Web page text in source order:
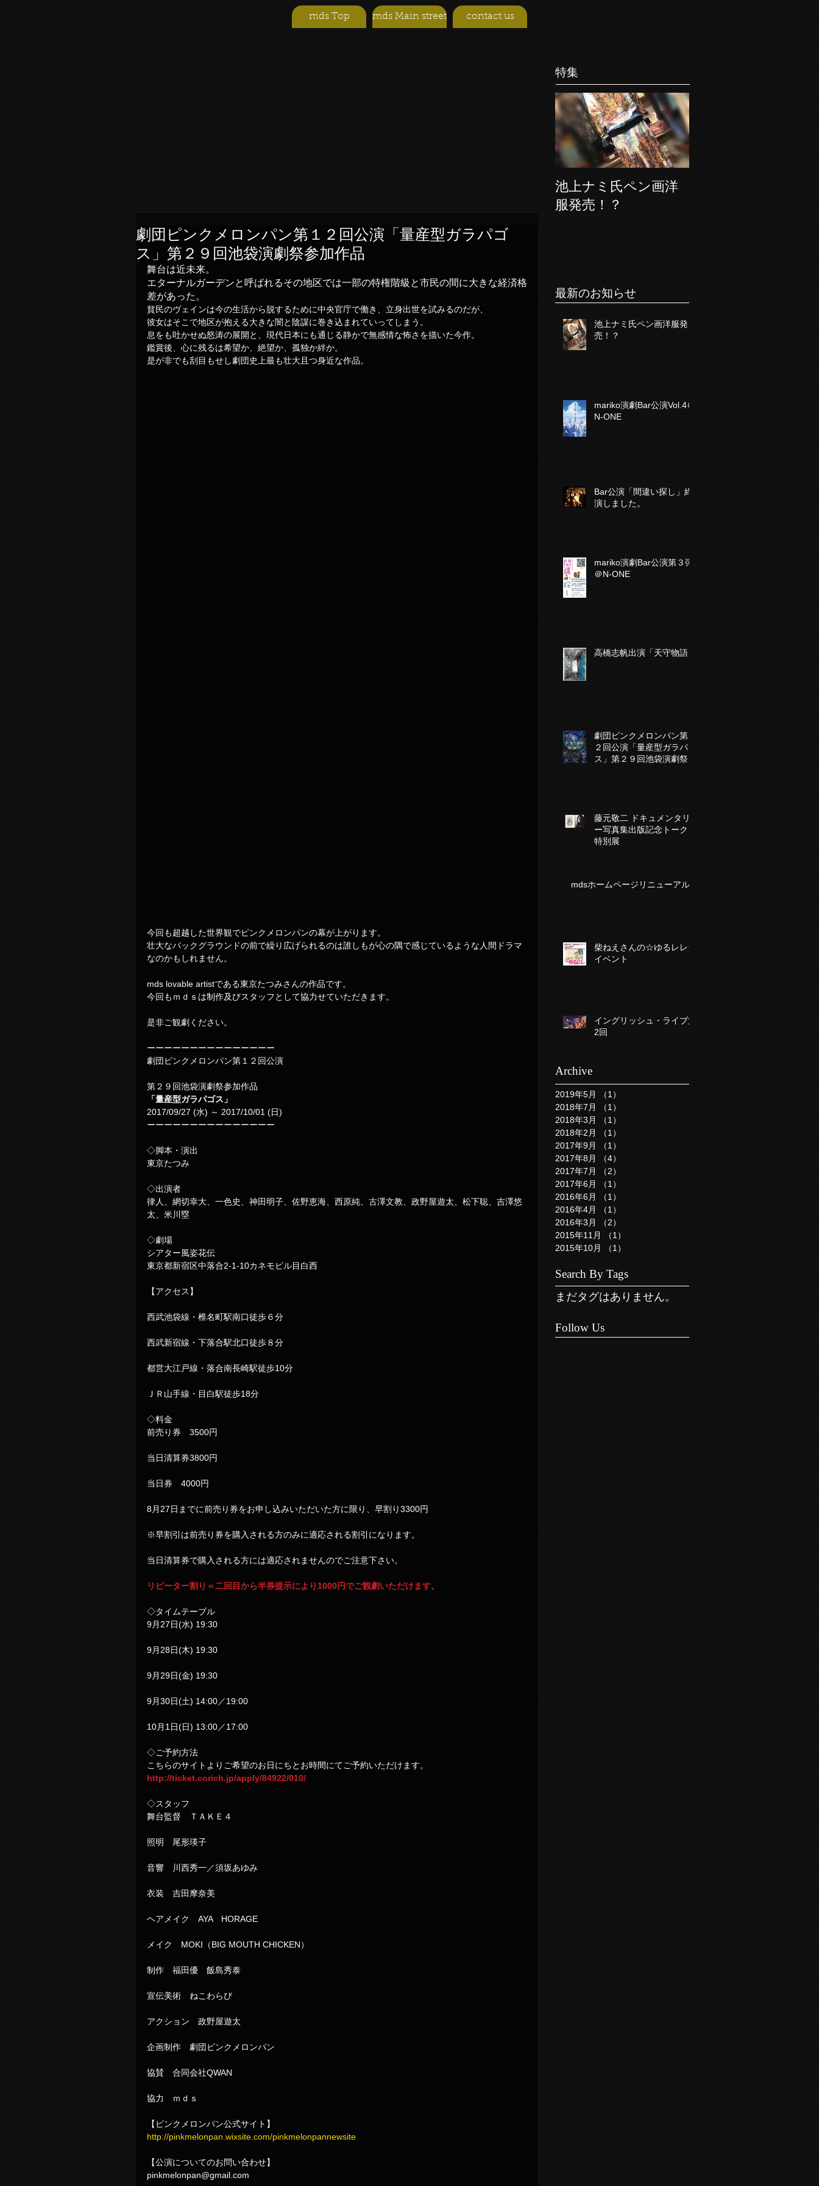
mds Top mds Main street contact us
特集
劇団ピンクメロンパン第１２回公演「量産型ガラパゴ
ス」第２９回池袋演劇祭参加作品
舞台は近未来。
エターナルガーデンと呼ばれるその地区では一部の特権階級と市民の間に大きな経済格
差があった。
貧民のヴェインは今の生活から脱するために中央官庁で働き、立身出世を試みるのだが、
彼女はそこで地区が抱える大きな闇と陰謀に巻き込まれていってしまう。
息をも吐かせぬ怒涛の展開と、現代日本にも通じる静かで無感情な怖さを描いた今作。
鑑賞後、心に残るは希望か、絶望か、孤独か絆か。
是が非でも刮目もせし劇団史上最も壮大且つ身近な作品。​
今回も超越した世界観でピンクメロンパンの幕が上がります。
壮大なバックグラウンドの前で繰り広げられるのは誰しもが心の隅で感じているような人間ドラマ
なのかもしれません。
mds lovable artistである東京たつみさんの作品です。
今回もｍｄｓは制作及びスタッフとして協力せていただきます。
是非ご観劇ください。
ーーーーーーーーーーーーーーー
劇団ピンクメロンパン第１２回公演
第２９回池袋演劇祭参加作品
「量産型ガラパゴス」
2017/09/27 (水) ～ 2017/10/01 (日)
ーーーーーーーーーーーーーーー
◇脚本・演出
東京たつみ
◇出演者
律人、網切幸大、一色史、神田明子、佐野恵海、西原純、古澤文教、政野屋遊太、松下聡、吉澤悠
太、米川塁
◇劇場
シアター風姿花伝
東京都新宿区中落合2-1-10カネモビル目白西
【アクセス】
西武池袋線・椎名町駅南口徒歩６分
西武新宿線・下落合駅北口徒歩８分
都営大江戸線・落合南長崎駅徒歩10分
ＪＲ山手線・目白駅徒歩18分
◇料金
前売り券　3500円
当日清算券3800円
当日券　4000円
8月27日までに前売り券をお申し込みいただいた方に限り、早割り3300円
※早割引は前売り券を購入される方のみに適応される割引になります。
当日清算券で購入される方には適応されませんのでご注意下さい。
リピーター割り＝二回目から半券提示により1000円でご観劇いただけます。
◇タイムテーブル
9月27日(水) 19:30
9月28日(木) 19:30
9月29日(金) 19:30
9月30日(土) 14:00／19:00
10月1日(日) 13:00／17:00
◇ご予約方法
こちらのサイトよりご希望のお日にちとお時間にてご予約いただけます。
http://ticket.corich.jp/apply/84922/010/
◇スタッフ
舞台監督　ＴＡＫＥ４
照明　尾形瑛子
音響　川西秀一／須坂あゆみ
衣装　吉田摩奈美
ヘアメイク　AYA　HORAGE
メイク　MOKI（BIG MOUTH CHICKEN）
制作　福田優　飯島秀泰
宣伝美術　ねこわらび
アクション　政野屋遊太
企画制作　劇団ピンクメロンパン
協賛　合同会社QWAN
協力　ｍｄｓ
【ピンクメロンパン公式サイト】
http://pinkmelonpan.wixsite.com/pinkmelonpannewsite
【公演についてのお問い合わせ】
pinkmelonpan@gmail.com
池上ナミ氏ペン画洋
服発売！？
最新のお知らせ
池上ナミ氏ペン画洋服発
売！？
mariko演劇Bar公演Vol.4＠
N-ONE
Bar公演「間違い探し」終
演しました。
mariko演劇Bar公演第３弾
＠N-ONE
高橋志帆出演「天守物語」
劇団ピンクメロンパン第１
２回公演「量産型ガラパゴ
ス」第２９回池袋演劇祭参
藤元敬二 ドキュメンタリ
ー写真集出版記念トーク＆
特別展
mdsホームページリニューアル
柴ねえさんの☆ゆるレレ☆
イベント
イングリッシュ・ライブ第
2回
Archive
2019年5月 （1）
2018年7月
（1）
2018年3月
（1）
2018年2月
（1）
2017年9月
（1）
2017年8月
（4）
2017年7月
（2）
2017年6月
（1）
2016年6月
（1）
2016年4月
（1）
2016年3月
（2）
2015年11月
（1）
2015年10月
（1）
Search By Tags
まだタグはありません。
Follow Us